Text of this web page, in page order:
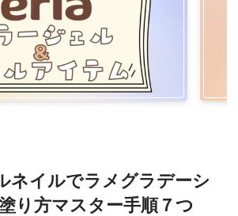
ネイルでラメグラデーシ
り方マスター手順７つ